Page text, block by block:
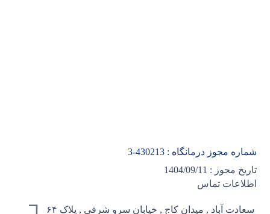
شماره مجوز درمانگاه : 430213
-3
تاریخ مجوز : 1404/09/11
اطلاعات تماس
سعادت آباد , میدان کاج , خیابان سرو شرقی , پلاک ۶۴